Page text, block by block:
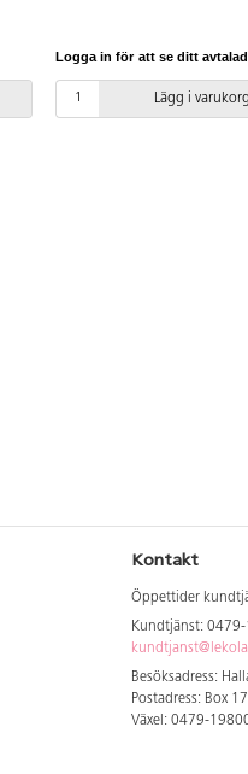
Logga in för att se ditt
Lägg i
Kontakt
Öppettider
Kundtjänst:
Besöksadress:
Postadress: Box
Växel: 0479-